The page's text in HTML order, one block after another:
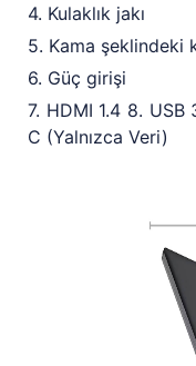
4. Kulaklık jakı
5. Kama şeklindeki
6. Güç girişi
7. HDMI 1.4 8. USB
C (Yalnızca Veri)